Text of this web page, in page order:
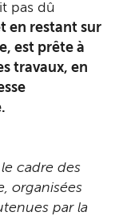
pas dû
en restant sur
est prête à
travaux, en
cadre des
organisées
par la